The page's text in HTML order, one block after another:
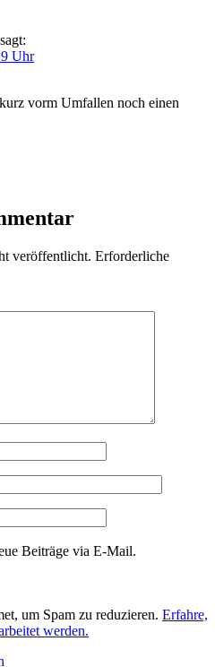
sagt:
Uhr
vorm Umfallen noch einen
veröffentlicht. Erforderliche
Beiträge via E-Mail.
um Spam zu reduzieren. Erfahre,
werden.